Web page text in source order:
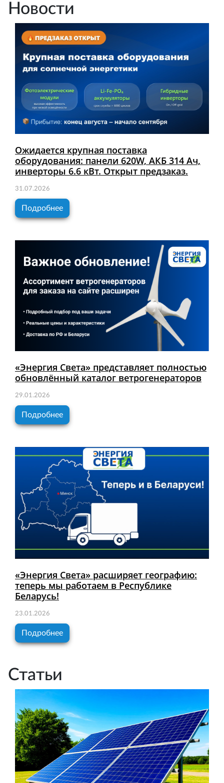
Новости
Ожидается крупная поставка
оборудования: панели 620W, АКБ 314 Ач,
инверторы 6.6 кВт. Открыт предзаказ.
31.07.2026
Подробнее
«Энергия Света» представляет полностью
обновлённый каталог ветрогенераторов
29.01.2026
Подробнее
«Энергия Света» расширяет географию:
теперь мы работаем в Республике
Беларусь!
23.01.2026
Подробнее
Статьи